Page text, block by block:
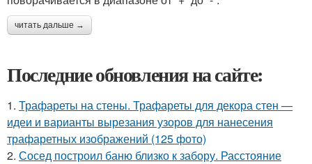
читать дальше →
Последние обновления на сайте:
1. Трафареты на стены. Трафареты для декора стен —
идеи и варианты вырезания узоров для нанесения
трафаретных изображений (125 фото)
2. Сосед построил баню близко к забору. Расстояние